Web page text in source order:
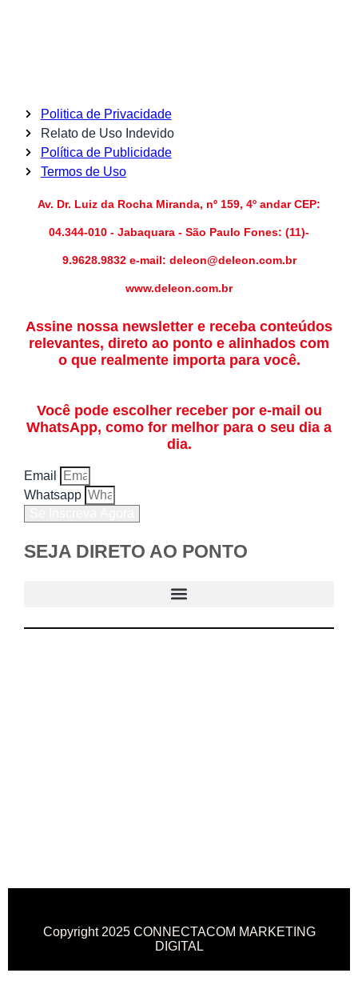
Politica de Privacidade
Relato de Uso Indevido
Política de Publicidade
Termos de Uso
Av. Dr. Luiz da Rocha Miranda, nº 159, 4º andar CEP:
04.344-010 - Jabaquara - São Paulo Fones: (11)-
9.9628.9832 e-mail: deleon@deleon.com.br
www.deleon.com.br
Assine nossa newsletter e receba conteúdos
relevantes, direto ao ponto e alinhados com
o que realmente importa para você.
Você pode escolher receber por e-mail ou
WhatsApp, como for melhor para o seu dia a
dia.
Email
Whatsapp
SEJA DIRETO AO PONTO
Copyright 2025 CONNECTACOM MARKETING
DIGITAL